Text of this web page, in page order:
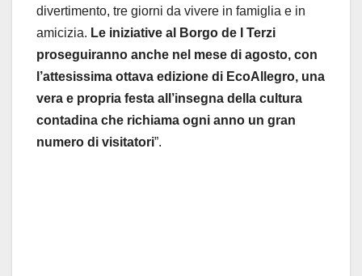
divertimento, tre giorni da vivere in famiglia e in
amicizia. Le iniziative al Borgo de I Terzi
proseguiranno anche nel mese di agosto, con
l’attesissima ottava edizione di EcoAllegro, una
vera e propria festa all’insegna della cultura
contadina che richiama ogni anno un gran
numero di visitatori”.